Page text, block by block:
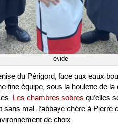
évide
du Périgord, face aux eaux
fine équipe, sous la houlette de
Les chambres sobres qu’elles
mal. l’abbaye chère à Pierre
de choix.